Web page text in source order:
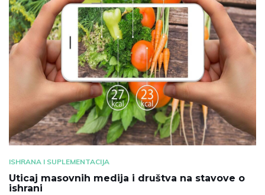
ISHRANA I SUPLEMENTACIJA
Uticaj masovnih medija i društva na stavove o
ishrani